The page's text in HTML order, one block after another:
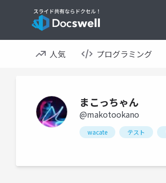
人気 プログラミング
まこっちゃん
@makotookano
wacate テスト